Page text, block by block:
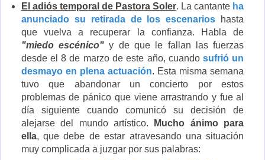
El adiós temporal de Pastora Soler. La cantante ha
anunciado su retirada de los escenarios hasta
que vuelva a recuperar la confianza. Habla de
"miedo escénico"y de que le fallan las fuerzas
desde el 8 de marzo de este año, cuandosufrió un
desmayo en plena actuación. Esta misma semana
tuvo que abandonar un concierto por estos
problemas de pánico que viene arrastrando y fue al
día siguiente cuando comunicó su decisión de
alejarse del mundo artístico.
Mucho ánimo para
ella, que debe de estar atravesando una situación
muy complicada a juzgar por sus palabras: